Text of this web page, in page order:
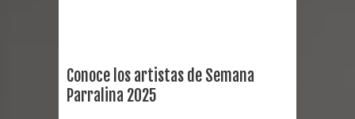
desafío guerreros 2026
Conoce los artistas de Semana
Parralina 2025